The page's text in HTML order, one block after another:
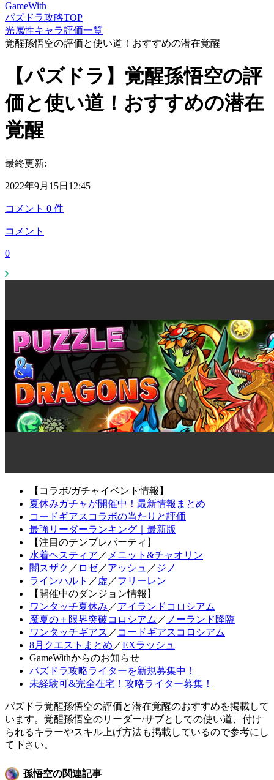
GameWith
パズドラ攻略TOP
光属性キャラ評価一覧
覚醒孫悟空の評価と使い道！おすすめの潜在覚醒
【パズドラ】覚醒孫悟空の評
価と使い道！おすすめの潜在
覚醒
最終更新:
2022年9月15日12:45
コメント 0 件
コメント
0
【コラボ/ガチャイベント情報】
夏休みガチャが開催中！最新情報まとめ
コードギアスコラボの当たりと評価
最強リーダーランキング｜最新版
【注目のテンプレパーティ】
水着ヘスティア ／ メニット&チャオリン
闇スザク ／ ロゼ／アッシュ ／ ジノ
ラインハルト ／ 虚 ／フリーレン
【開催中のダンジョン情報】
ワンタッチ夏休み ／アイランドコロシアム
魔夏の＋限界突破コロシアム ／ ノーランド降臨
ワンタッチギアス ／ コードギアスコロシアム
8月クエストまとめ ／EXラッシュ
GameWithからのお知らせ
パズドラ攻略ライターを新規募集中！
未経験可&完全在宅！攻略ライター募集！
パズドラ覚醒孫悟空の評価と潜在覚醒のおすすめを掲載して
います。覚醒孫悟空のリーダー/サブとしての使い道、付け
られるキラーやスキル上げ方法も掲載しているので参考にし
て下さい。
孫悟空の関連記事